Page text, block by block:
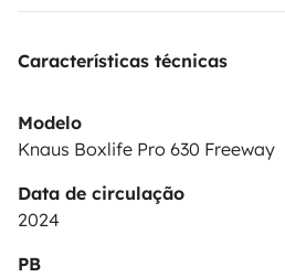
Características técnicas
Modelo
Knaus Boxlife Pro 630 Freeway
Data de circulação
2024
PB